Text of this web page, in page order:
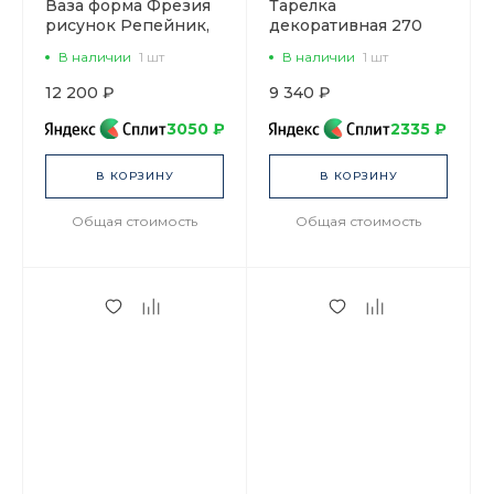
Ваза форма Фрезия
рисунок Репейник,
В наличии 1 шт
12 200 ₽
3050 ₽
В КОРЗИНУ
Общая стоимость
Тарелка
декоративная 270
подарочной
упаковке, рисунок
Готическая 6 арт.
81.25627.00.1
В наличии 1 шт
9 340 ₽
2335 ₽
В КОРЗИНУ
Общая стоимость